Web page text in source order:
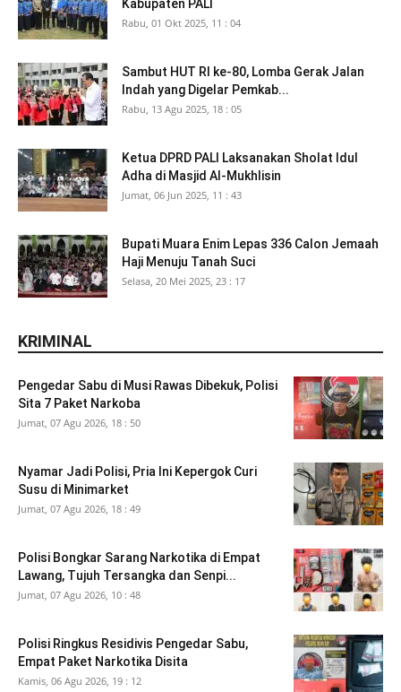
Kabupaten PALI
Rabu, 01 Okt 2025, 11 : 04
Sambut HUT RI ke-80, Lomba Gerak Jalan
Indah yang Digelar Pemkab...
Rabu, 13 Agu 2025, 18 : 05
Ketua DPRD PALI Laksanakan Sholat Idul
Adha di Masjid Al-Mukhlisin
Jumat, 06 Jun 2025, 11 : 43
Bupati Muara Enim Lepas 336 Calon Jemaah
Haji Menuju Tanah Suci
Selasa, 20 Mei 2025, 23 : 17
KRIMINAL
Pengedar Sabu di Musi Rawas Dibekuk, Polisi
Sita 7 Paket Narkoba
Jumat, 07 Agu 2026, 18 : 50
Nyamar Jadi Polisi, Pria Ini Kepergok Curi
Susu di Minimarket
Jumat, 07 Agu 2026, 18 : 49
Polisi Bongkar Sarang Narkotika di Empat
Lawang, Tujuh Tersangka dan Senpi...
Jumat, 07 Agu 2026, 10 : 48
Polisi Ringkus Residivis Pengedar Sabu,
Empat Paket Narkotika Disita
Kamis, 06 Agu 2026, 19 : 12